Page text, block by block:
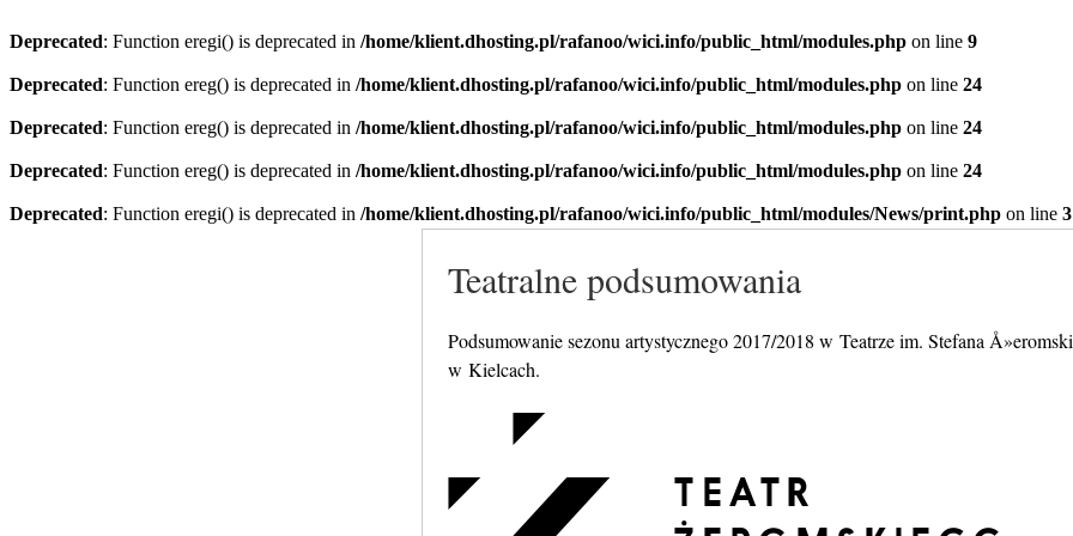
Deprecated: Function eregi() is deprecated in /home/klient.dhosting.pl/rafanoo/wici.info/public_html/modules.php on line 9
Deprecated: Function ereg() is deprecated in /home/klient.dhosting.pl/rafanoo/wici.info/public_html/modules.php on line 24
Deprecated: Function ereg() is deprecated in /home/klient.dhosting.pl/rafanoo/wici.info/public_html/modules.php on line 24
Deprecated: Function ereg() is deprecated in /home/klient.dhosting.pl/rafanoo/wici.info/public_html/modules.php on line 24
Deprecated: Function eregi() is deprecated in /home/klient.dhosting.pl/rafanoo/wici.info/public_html/modules/News/print.php on line 3
Teatralne podsumowania
Podsumowanie sezonu artystycznego 2017/2018 w Teatrze im. Stefana
w Kielcach.